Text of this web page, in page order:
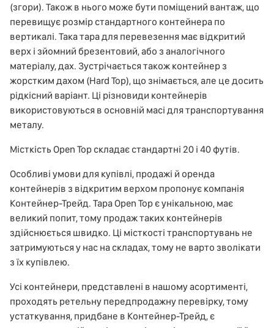
(згори). Також в нього може бути поміщений вантаж, що
перевищує розмір стандартного контейнера по
вертикалі. Така тара для перевезення має відкритий
верх і зйомний брезентовий, або з аналогічного
матеріалу, дах. Зустрічається також контейнер з
жорстким дахом (Hard Top), що знімається, але це досить
рідкісний варіант. Ці різновиди контейнерів
використовуються в основній масі для транспортування
металу.
Місткість Open Top складає стандартні 20 і 40 футів.
Особливі умови для купівлі, продажі й оренда
контейнерів з відкритим верхом пропонує компанія
Контейнер-Трейд. Тара Open Top є унікальною, має
великий попит, тому продаж таких контейнерів
здійснюється швидко. Ці місткості транспортувань не
затримуються у нас на складах, тому не варто зволікати
з їх купівлею.
Усі контейнери, представлені в нашому асортименті,
проходять ретельну передпродажну перевірку, тому
устаткування, придбане в Контейнер-Трейд, є